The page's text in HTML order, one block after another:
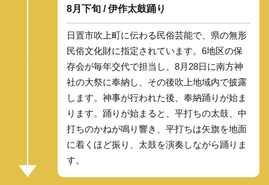
8月下旬 / 伊作太鼓踊り
日置市吹上町に伝わる民俗芸能で、県の無形
民俗文化財に指定されています。6地区の保
存会が毎年交代で担当し、8月28日に南方神
社の大祭に奉納し、その後吹上地域内で披露
します。神事が行われた後、奉納踊りが始ま
ります。踊りが始まると、平打ちの太鼓、中
打ちのかねが鳴り響き、平打ちは矢旗を地面
に着くほど振り、太鼓を演奏しながら踊りま
す。